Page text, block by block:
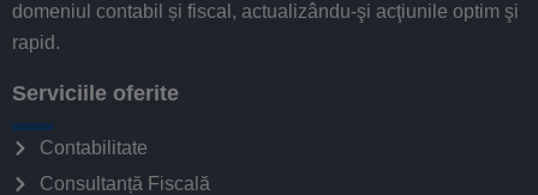
domeniul contabil și fiscal, actualizându-şi acţiunile optim şi
rapid.
Serviciile oferite
Contabilitate
Consultanță Fiscală